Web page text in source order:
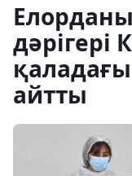
айтты